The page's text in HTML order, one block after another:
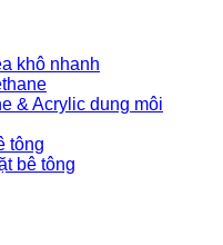
khô nhanh
& Acrylic dung môi
tông
bê tông